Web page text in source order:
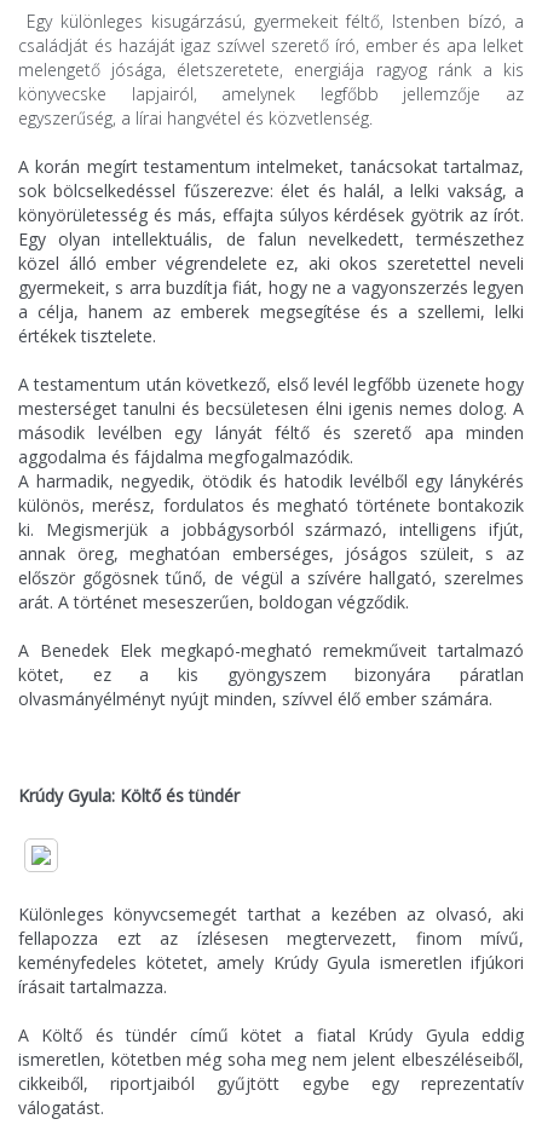
Egy különleges kisugárzású, gyermekeit féltő, Istenben bízó, a
családját és hazáját igaz szívvel szerető író, ember és apa lelket
melengető jósága, életszeretete, energiája ragyog ránk a kis
könyvecske lapjairól, amelynek legfőbb jellemzője az
egyszerűség, a lírai hangvétel és közvetlenség.
A korán megírt testamentum intelmeket, tanácsokat tartalmaz,
sok bölcselkedéssel fűszerezve: élet és halál, a lelki vakság, a
könyörületesség és más, effajta súlyos kérdések gyötrik az írót.
Egy olyan intellektuális, de falun nevelkedett, természethez
közel álló ember végrendelete ez, aki okos szeretettel neveli
gyermekeit, s arra buzdítja fiát, hogy ne a vagyonszerzés legyen
a célja, hanem az emberek megsegítése és a szellemi, lelki
értékek tisztelete.
A testamentum után következő, első levél legfőbb üzenete hogy
mesterséget tanulni és becsületesen élni igenis nemes dolog. A
második levélben egy lányát féltő és szerető apa minden
aggodalma és fájdalma megfogalmazódik.
A harmadik, negyedik, ötödik és hatodik levélből egy lánykérés
különös, merész, fordulatos és megható története bontakozik
ki. Megismerjük a jobbágysorból származó, intelligens ifjút,
annak öreg, meghatóan emberséges, jóságos szüleit, s az
először gőgösnek tűnő, de végül a szívére hallgató, szerelmes
arát. A történet meseszerűen, boldogan végződik.
A Benedek Elek megkapó-megható remekműveit tartalmazó
kötet, ez a kis gyöngyszem bizonyára páratlan
olvasmányélményt nyújt minden, szívvel élő ember számára.
Krúdy Gyula: Költő és tündér
Különleges könyvcsemegét tarthat a kezében az olvasó, aki
fellapozza ezt az ízlésesen megtervezett, finom mívű,
keményfedeles kötetet, amely Krúdy Gyula ismeretlen ifjúkori
írásait tartalmazza.
A Költő és tündér című kötet a fiatal Krúdy Gyula eddig
ismeretlen, kötetben még soha meg nem jelent elbeszéléseiből,
cikkeiből, riportjaiból gyűjtött egybe egy reprezentatív
válogatást.